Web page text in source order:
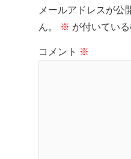
メールアドレスが公
ん。
※ が付いてい
コメント ※